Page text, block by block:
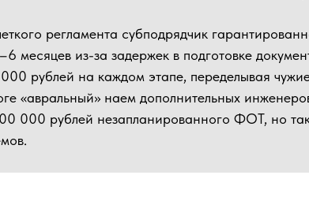
регламента субподрядчик
месяцев из-за задержек в подготовке
рублей на каждом этапе, переделывая
«авральный» наем дополнительных
000 рублей незапланированного ФОТ, но